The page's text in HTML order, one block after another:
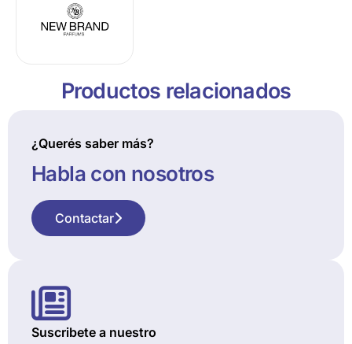
Productos relacionados
¿Querés saber más?
Habla con nosotros
Contactar
Suscribete a nuestro